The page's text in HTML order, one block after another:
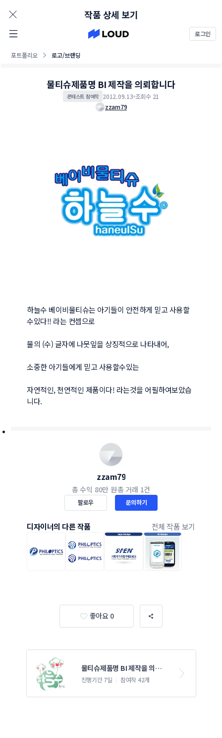
로그인
포트폴리오 로고/브랜딩
작품 상세 보기
물티슈제품명 BI 제작을 의뢰합니다
콘테스트 참여작 2012.09.13 조회수 21
zzam79
하늘수 베이비물티슈는 아기들이 안전하게 믿고 사용할
수있다!! 라는 컨셉으로
물의 (수) 글자에 나뭇잎을 상징적으로 나타내어,
소중한 아기들에게 믿고 사용할수있는
자연적인, 천연적인 제품이다! 라는것을 어필하여보았습
니다.
zzam79
총 수익 80만 원총 거래 1건
팔로우 문의하기
디자이너의 다른 작품 전체 작품 보기
좋아요 0
물티슈제품명 BI 제작을 의뢰합
니다
진행기간 7일 참여작 42개